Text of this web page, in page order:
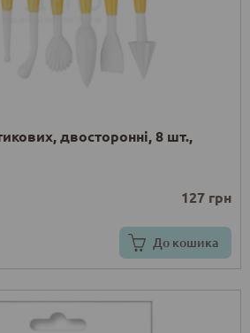
двосторонні, 8 шт.,
127 грн
До кошика